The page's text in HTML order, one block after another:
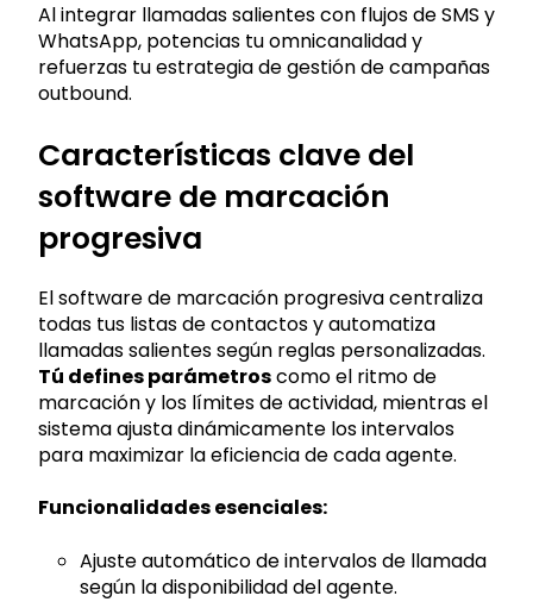
Al integrar llamadas salientes con flujos de SMS y
WhatsApp, potencias tu omnicanalidad y
refuerzas tu estrategia de gestión de campañas
outbound.
Características clave del
software de marcación
progresiva
El software de marcación progresiva centraliza
todas tus listas de contactos y automatiza
llamadas salientes según reglas personalizadas.
Tú defines parámetroscomo el ritmo de
marcación y los límites de actividad, mientras el
sistema ajusta dinámicamente los intervalos
para maximizar la eficiencia de cada agente.
Funcionalidades esenciales:
Ajuste automático de intervalos de llamada
según la disponibilidad del agente.